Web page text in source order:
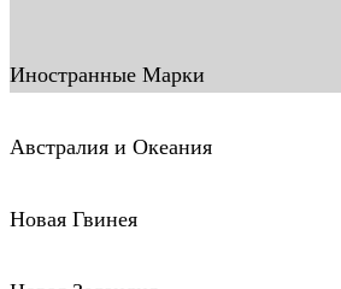
Иностранные Марки
Австралия и Океания
Новая Гвинея